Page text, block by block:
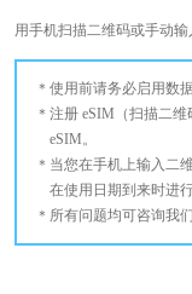
用手机扫描二维码或手动输
使用前请务必启用数据
注册 eSIM（扫描二
eSIM。
当您在手机上输入二
在使用日期到来时进行
所有问题均可咨询我